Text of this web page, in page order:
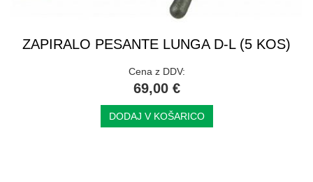
ZAPIRALO PESANTE LUNGA D-L (5 KOS)
Cena z DDV:
69,00 €
DODAJ V KOŠARICO